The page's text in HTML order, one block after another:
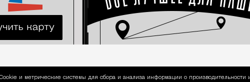
и метрические системы для сбора и анализа информации о производительности